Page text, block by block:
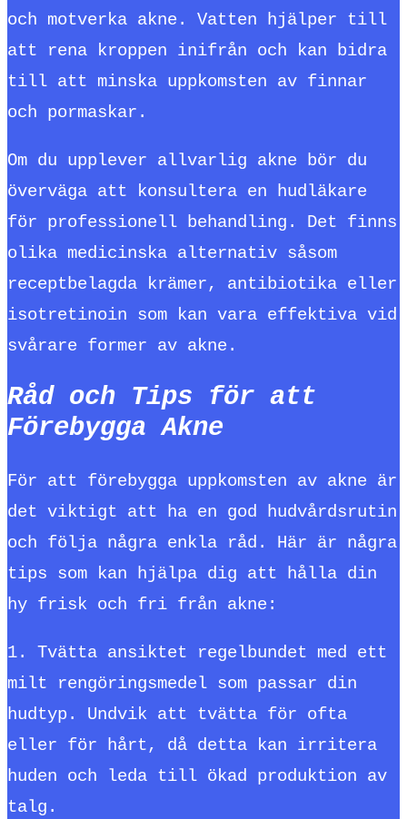
och motverka akne. Vatten hjälper till
att rena kroppen inifrån och kan bidra
till att minska uppkomsten av finnar
och pormaskar.
Om du upplever allvarlig akne bör du
överväga att konsultera en hudläkare
för professionell behandling. Det finns
olika medicinska alternativ såsom
receptbelagda krämer, antibiotika eller
isotretinoin som kan vara effektiva vid
svårare former av akne.
Råd och Tips för att
Förebygga Akne
För att förebygga uppkomsten av akne är
det viktigt att ha en god hudvårdsrutin
och följa några enkla råd. Här är några
tips som kan hjälpa dig att hålla din
hy frisk och fri från akne:
1. Tvätta ansiktet regelbundet med ett
milt rengöringsmedel som passar din
hudtyp. Undvik att tvätta för ofta
eller för hårt, då detta kan irritera
huden och leda till ökad produktion av
talg.